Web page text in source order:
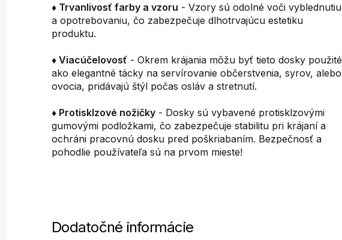
♦ Trvanlivosť farby a vzoru - Vzory sú odolné voči vyblednutiu
a opotrebovaniu, čo zabezpečuje dlhotrvajúcu estetiku
produktu.
♦ Viacúčelovosť - Okrem krájania môžu byť tieto dosky použité
ako elegantné tácky na servírovanie občerstvenia, syrov, alebo
ovocia, pridávajú štýl počas osláv a stretnutí.
♦ Protisklzové nožičky - Dosky sú vybavené protisklzovými
gumovými podložkami, čo zabezpečuje stabilitu pri krájaní a
ochráni pracovnú dosku pred poškriabaním. Bezpečnosť a
pohodlie používateľa sú na prvom mieste!
Dodatočné informácie